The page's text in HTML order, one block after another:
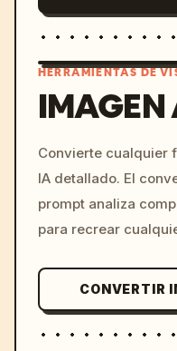
HERRAMIENTAS DE
IMAGEN
Convierte cualquier
IA detallado. El
prompt analiza
para recrear
CONVERTIR